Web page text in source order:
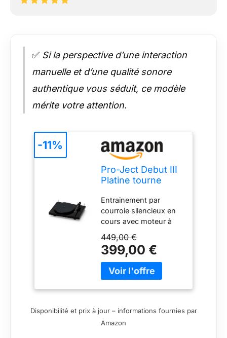
✅ Si la perspective d’une interaction
manuelle et d’une qualité sonore
authentique vous séduit, ce modèle
mérite votre attention.
Pro-Ject Debut III
Platine tourne
Entrainement par
courroie silencieux en
cours avec moteur à
select3 Quatre
suspendue
punktaufhängung du
moteur Type
plattentellerlagerbuchse
teflonboden)
449,00 €
399,00 €
-11%
Disponibilité et prix à jour – informations fournies par
Amazon